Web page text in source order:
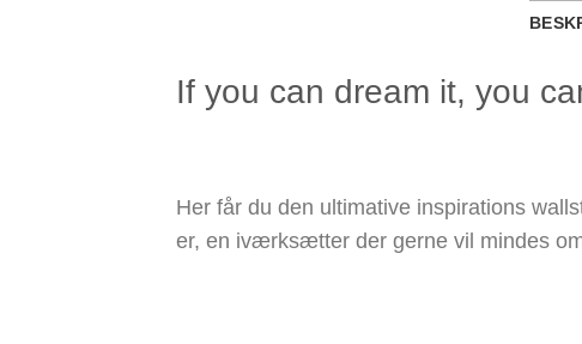
If you can dream it, you
Her får du den ultimative inspirations
er, en iværksætter der gerne vil mindes